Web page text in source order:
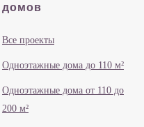
домов
Все проекты
Одноэтажные дома до 110 м²
Одноэтажные дома от 110 до
200 м²